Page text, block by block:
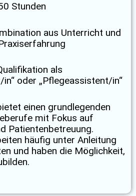
Stunden
aus Unterricht und
als
in“ oder „Pflegeassistent/in“
einen grundlegenden
mit Fokus auf
Patientenbetreuung.
häufig unter Anleitung
und haben die Möglichkeit,